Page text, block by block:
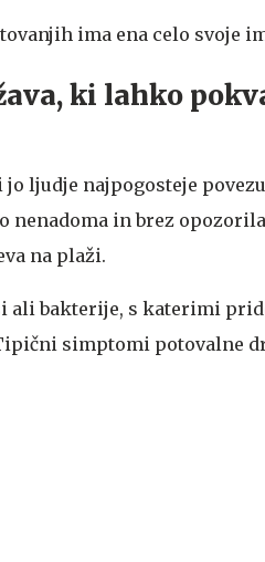
ima ena celo svoje
ki lahko
jo ljudje najpogosteje
nenadoma in brez
na plaži.
ali bakterije, s katerimi
simptomi potovalne